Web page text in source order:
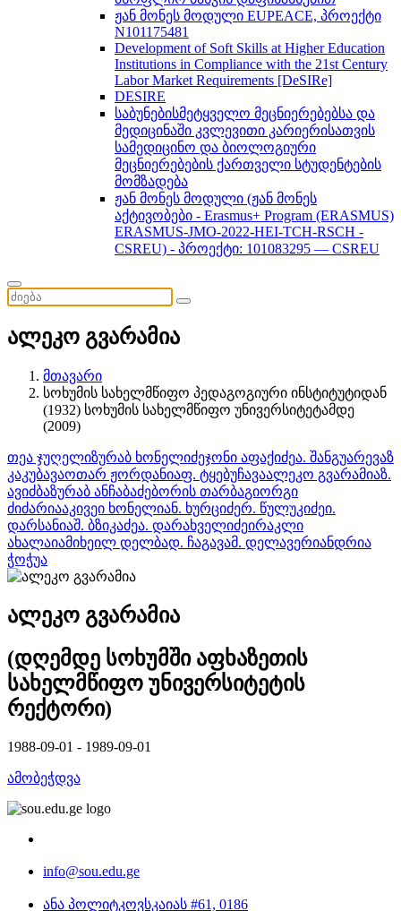
ჟან მონეს მოდული EUPEACE, პროექტი
N101175481
Development of Soft Skills at Higher Education
Institutions in Compliance with the 21st Century
Labor Market Requirements [DeSIRe]
DESIRE
საბუნებისმეტყველო მეცნიერებებსა და
მედიცინაში კვლევითი კარიერისათვის
სამედიცინო და ბიოლოგიური
მეცნიერებების ქართველი სტუდენტების
მომზადება
ჟან მონეს მოდული (ჟან მონეს
აქტივობები - Erasmus+ Program (ERASMUS)
ERASMUS-JMO-2022-HEI-TCH-RSCH -
CSREU) - პროექტი: 101083295 — CSREU
ალეკო გვარამია
მთავარი
სოხუმის სახელმწიფო პედაგოგიური ინსტიტუტიდან
(1932) სოხუმის სახელმწიფო უნივერსიტეტამდე
(2009)
თეა ჯუღელიზურაბ ხონელიძეჯონი აფაქიძეა. შანგუარევაზ
კაკუბავაოთარ ჟორდანიაფ. ტყებუჩავაალეკო გვარამიაზ.
ავიძბაზურაბ ანჩაბაძებორის თარბაგიორგი
ძიძარიააკივეი ხონელიან. ხურციძერ. წულუკიძეი.
დარსანიაშ. ბზიკაძეა. დარახველიძეირაკლი
ახალაიამიხეილ დელბად. ჩაგავამ. დელავერიანდრია
ჭოჭუა
ალეკო გვარამია
(დღემდე სოხუმში აფხაზეთის
სახელმწიფო უნივერსიტეტის
რექტორი)
1988-09-01 - 1989-09-01
ამობეჭდვა
info@sou.edu.ge
ანა პოლიტკოვსკაიას #61, 0186